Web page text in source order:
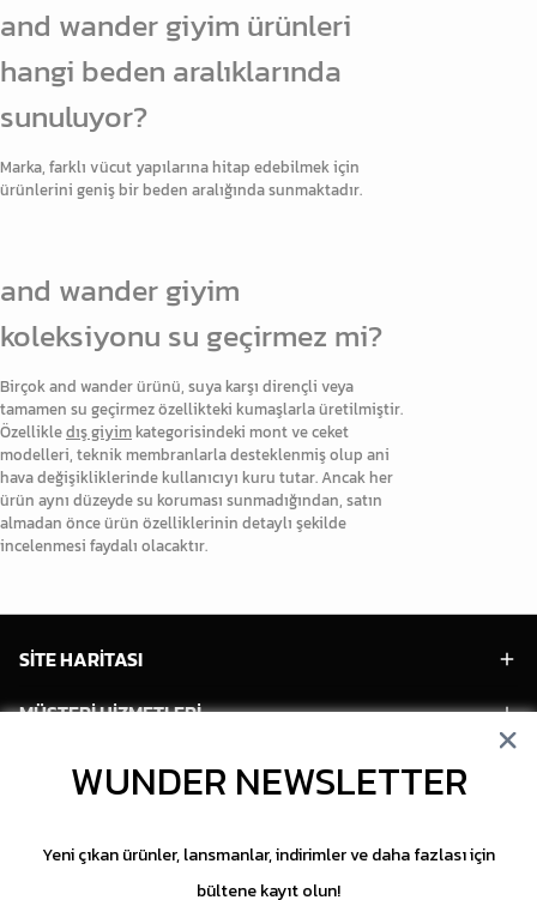
and wander giyim ürünleri
hangi beden aralıklarında
sunuluyor?
Marka, farklı vücut yapılarına hitap edebilmek için
ürünlerini geniş bir beden aralığında sunmaktadır.
and wander giyim
koleksiyonu su geçirmez mi?
Birçok and wander ürünü, suya karşı dirençli veya
tamamen su geçirmez özellikteki kumaşlarla üretilmiştir.
Özellikledış giyimkategorisindeki mont ve ceket
modelleri, teknik membranlarla desteklenmiş olup ani
hava değişikliklerinde kullanıcıyı kuru tutar. Ancak her
ürün aynı düzeyde su koruması sunmadığından, satın
almadan önce ürün özelliklerinin detaylı şekilde
incelenmesi faydalı olacaktır.
SİTE HARİTASI
MÜŞTERİ HİZMETLERİ
HESABIMWUNDER NEWSLETTER
Yeni çıkan ürünler, lansmanlar, indirimler ve daha fazlası için
bültene kayıt olun!